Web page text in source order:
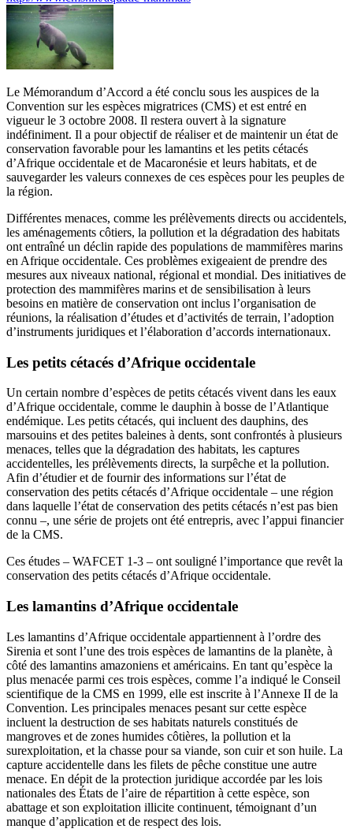
Le Mémorandum d’Accord a été conclu sous les auspices de la
Convention sur les espèces migratrices (CMS) et est entré en
vigueur le 3 octobre 2008. Il restera ouvert à la signature
indéfiniment. Il a pour objectif de réaliser et de maintenir un état de
conservation favorable pour les lamantins et les petits cétacés
d’Afrique occidentale et de Macaronésie et leurs habitats, et de
sauvegarder les valeurs connexes de ces espèces pour les peuples de
la région.
Différentes menaces, comme les prélèvements directs ou accidentels,
les aménagements côtiers, la pollution et la dégradation des habitats
ont entraîné un déclin rapide des populations de mammifères marins
en Afrique occidentale. Ces problèmes exigeaient de prendre des
mesures aux niveaux national, régional et mondial. Des initiatives de
protection des mammifères marins et de sensibilisation à leurs
besoins en matière de conservation ont inclus l’organisation de
réunions, la réalisation d’études et d’activités de terrain, l’adoption
d’instruments juridiques et l’élaboration d’accords internationaux.
Les petits cétacés d’Afrique occidentale
Un certain nombre d’espèces de petits cétacés vivent dans les eaux
d’Afrique occidentale, comme le dauphin à bosse de l’Atlantique
endémique. Les petits cétacés, qui incluent des dauphins, des
marsouins et des petites baleines à dents, sont confrontés à plusieurs
menaces, telles que la dégradation des habitats, les captures
accidentelles, les prélèvements directs, la surpêche et la pollution.
Afin d’étudier et de fournir des informations sur l’état de
conservation des petits cétacés d’Afrique occidentale – une région
dans laquelle l’état de conservation des petits cétacés n’est pas bien
connu –, une série de projets ont été entrepris, avec l’appui financier
de la CMS.
Ces études – WAFCET 1-3 – ont souligné l’importance que revêt la
conservation des petits cétacés d’Afrique occidentale.
Les lamantins d’Afrique occidentale
Les lamantins d’Afrique occidentale appartiennent à l’ordre des
Sirenia et sont l’une des trois espèces de lamantins de la planète, à
côté des lamantins amazoniens et américains. En tant qu’espèce la
plus menacée parmi ces trois espèces, comme l’a indiqué le Conseil
scientifique de la CMS en 1999, elle est inscrite à l’Annexe II de la
Convention. Les principales menaces pesant sur cette espèce
incluent la destruction de ses habitats naturels constitués de
mangroves et de zones humides côtières, la pollution et la
surexploitation, et la chasse pour sa viande, son cuir et son huile. La
capture accidentelle dans les filets de pêche constitue une autre
menace. En dépit de la protection juridique accordée par les lois
nationales des États de l’aire de répartition à cette espèce, son
abattage et son exploitation illicite continuent, témoignant d’un
manque d’application et de respect des lois.